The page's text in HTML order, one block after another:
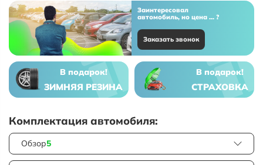
Заинтересовал
автомобиль, но цена ... ?
Заказать звонок
В подарок!
ЗИМНЯЯ РЕЗИНА
В подарок!
СТРАХОВКА
Комплектация автомобиля:
Обзор5